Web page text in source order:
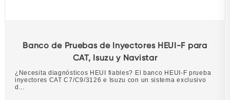
Banco de Pruebas de Inyectores HEUI-F para
CAT, Isuzu y Navistar
¿Necesita diagnósticos HEUI fiables? El banco HEUI-F prueba
inyectores CAT C7/C9/3126 e Isuzu con un sistema exclusivo
d...